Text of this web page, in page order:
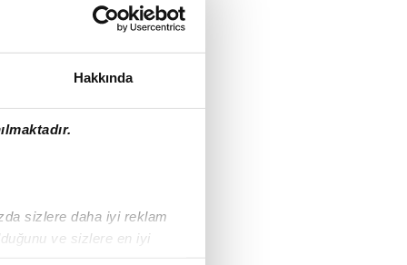
Hakkında
sizlere daha iyi reklam
ve sizlere en iyi